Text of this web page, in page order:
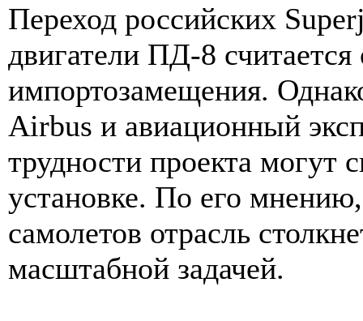
Переход российских
двигатели ПД-8
импортозамещения.
Airbus и авиационный
трудности проекта могут
установке. По его
самолетов отрасль
масштабной задачей.